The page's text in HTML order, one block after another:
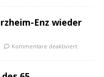
Enz wieder
Kommentare deaktiviert